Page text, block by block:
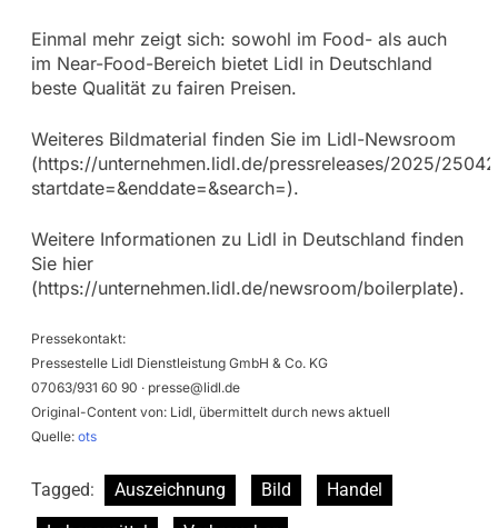
Einmal mehr zeigt sich: sowohl im Food- als auch
im Near-Food-Bereich bietet Lidl in Deutschland
beste Qualität zu fairen Preisen.
Weiteres Bildmaterial finden Sie im Lidl-Newsroom
(https://unternehmen.lidl.de/pressreleases/2025/
startdate=&enddate=&search=).
Weitere Informationen zu Lidl in Deutschland finden
Sie hier
(https://unternehmen.lidl.de/newsroom/boilerplate).
Pressekontakt:
Pressestelle Lidl Dienstleistung GmbH & Co. KG
07063/931 60 90 · presse@lidl.de
Original-Content von: Lidl, übermittelt durch news aktuell
Quelle: ots
Tagged: Auszeichnung Bild
Handel